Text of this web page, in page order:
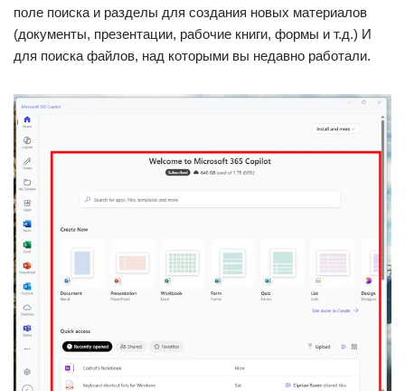
поле поиска и разделы для создания новых материалов
(документы, презентации, рабочие книги, формы и т.д.) И
для поиска файлов, над которыми вы недавно работали.